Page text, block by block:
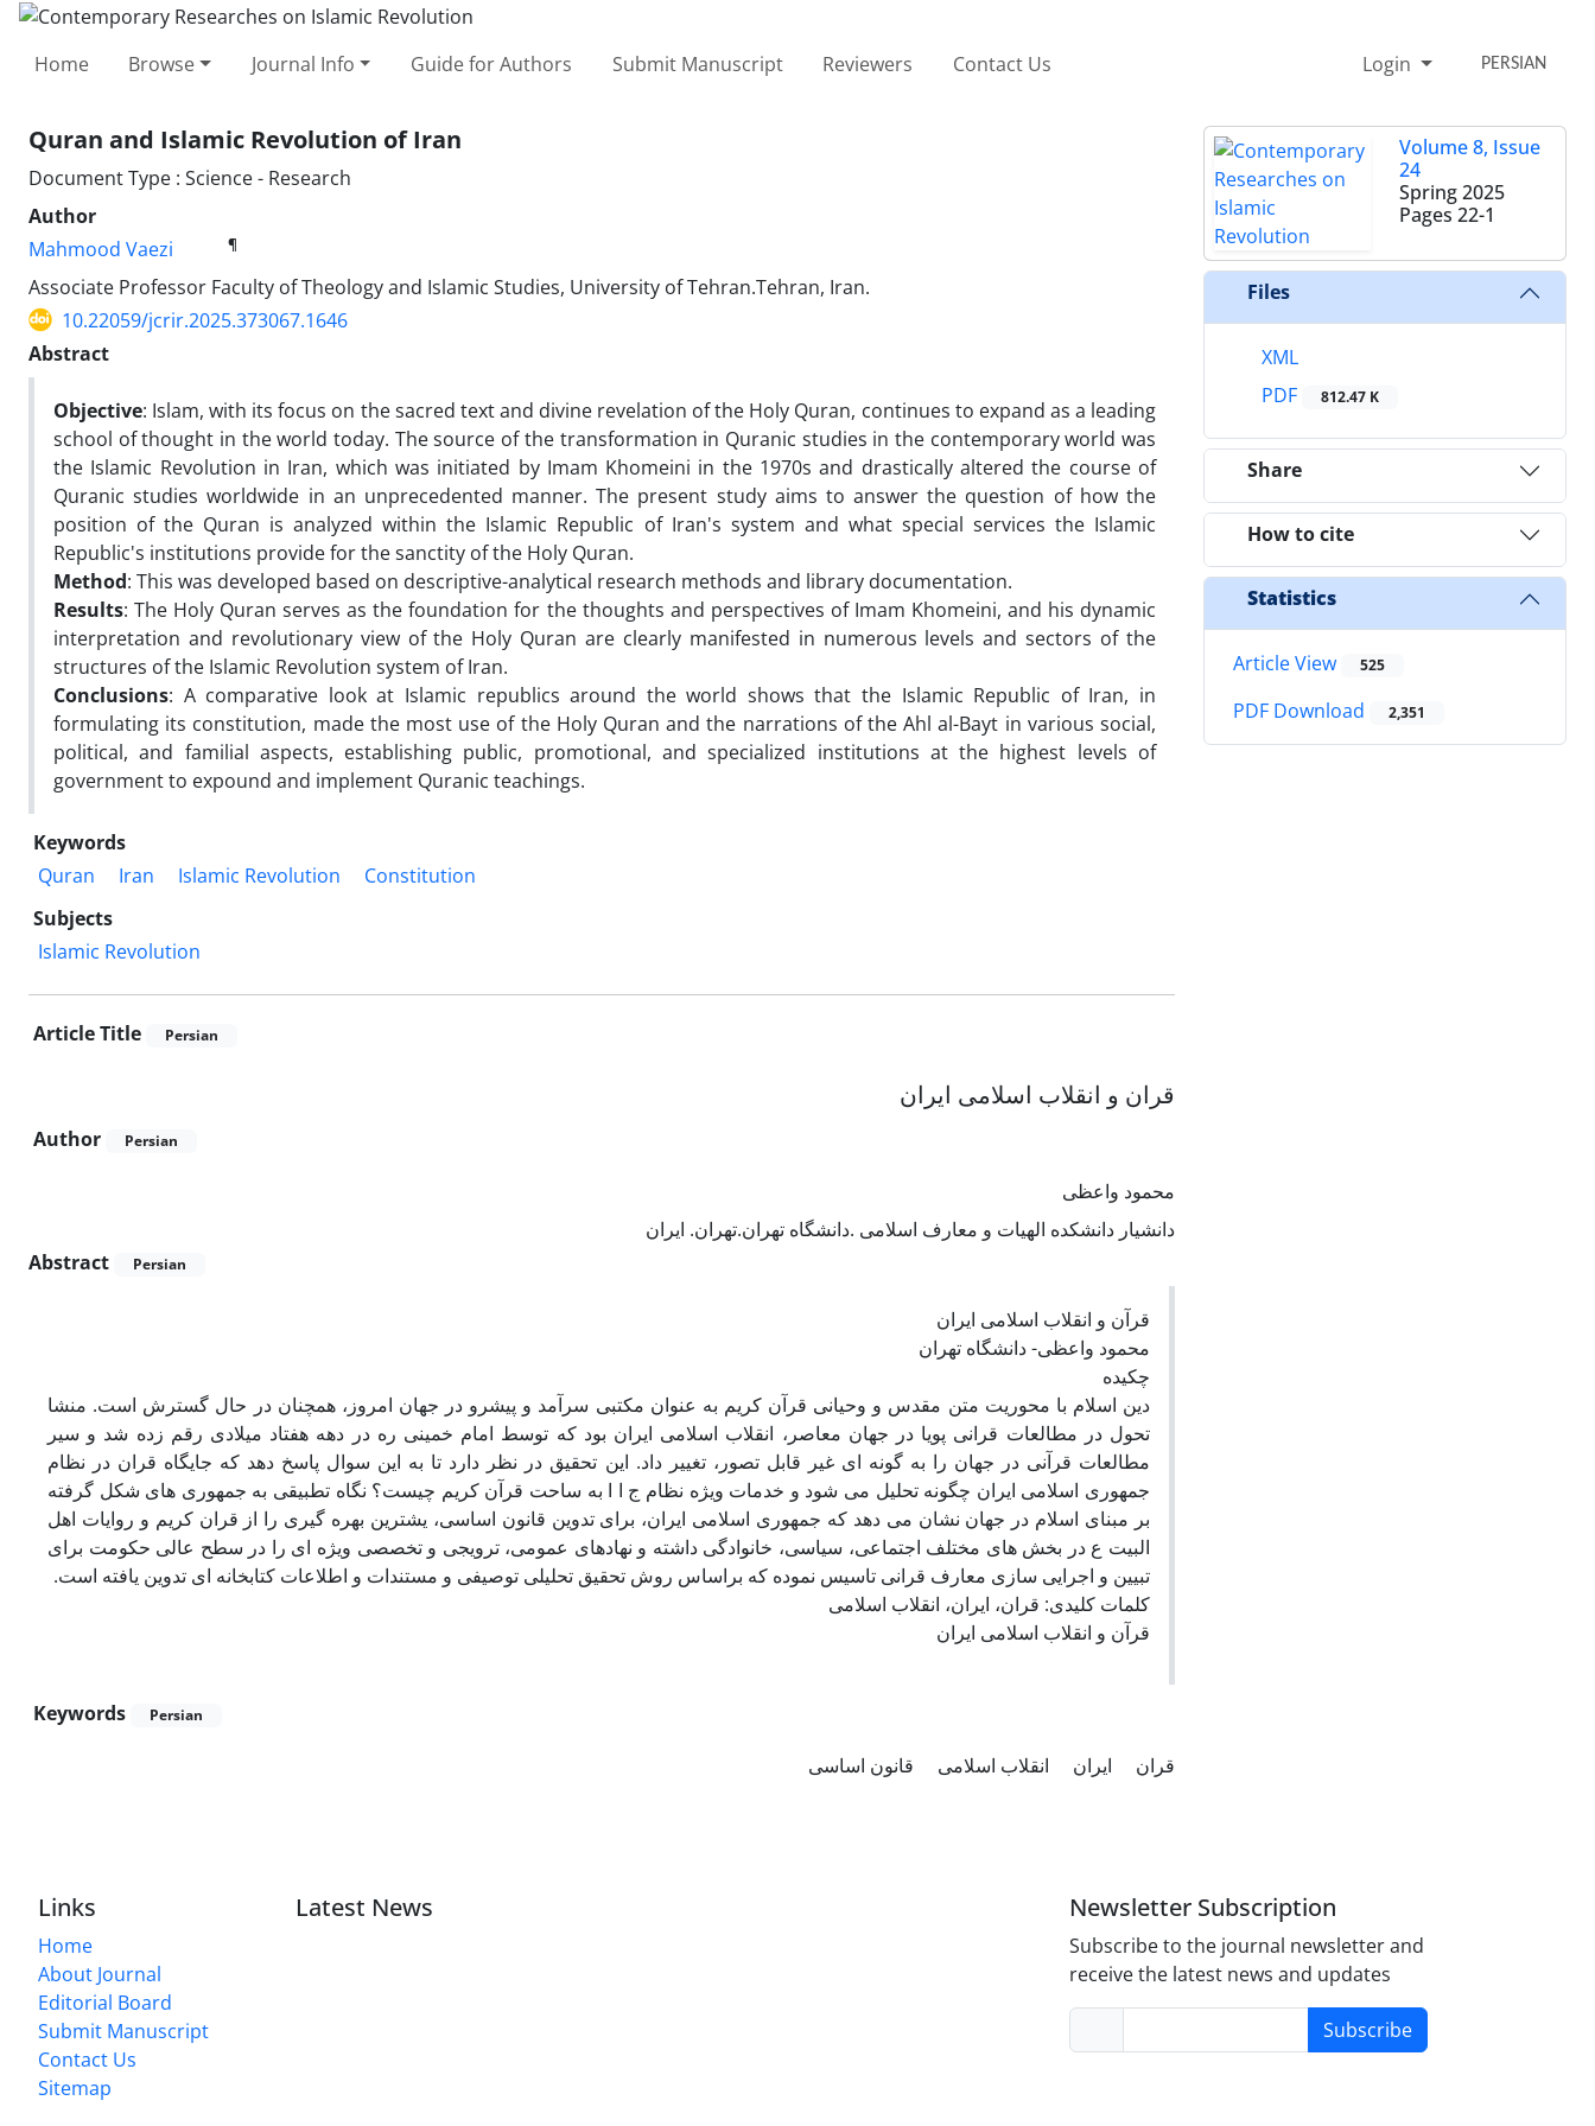
Home Browse Journal Info Guide for Authors Submit Manuscript Reviewers Contact Us Login PERSIAN
Quran and Islamic Revolution of Iran
Document Type : Science - Research
Author
Mahmood Vaezi
¶
Associate Professor Faculty of Theology and Islamic Studies, University of Tehran.Tehran, Iran.
10.22059/jcrir.2025.373067.1646
Abstract
Objective: Islam, with its focus on the sacred text and divine revelation of the Holy Quran, continues to expand as a leading
school of thought in the world today. The source of the transformation in Quranic studies in the contemporary world was
the Islamic Revolution in Iran, which was initiated by Imam Khomeini in the 1970s and drastically altered the course of
Quranic studies worldwide in an unprecedented manner. The present study aims to answer the question of how the
position of the Quran is analyzed within the Islamic Republic of Iran's system and what special services the Islamic
Republic's institutions provide for the sanctity of the Holy Quran.
Method: This was developed based on descriptive-analytical research methods and library documentation.
Results: The Holy Quran serves as the foundation for the thoughts and perspectives of Imam Khomeini, and his dynamic
interpretation and revolutionary view of the Holy Quran are clearly manifested in numerous levels and sectors of the
structures of the Islamic Revolution system of Iran.
Conclusions: A comparative look at Islamic republics around the world shows that the Islamic Republic of Iran, in
formulating its constitution, made the most use of the Holy Quran and the narrations of the Ahl al-Bayt in various social,
political, and familial aspects, establishing public, promotional, and specialized institutions at the highest levels of
government to expound and implement Quranic teachings.
Keywords
Quran
Iran Islamic Revolution
Constitution
Subjects
Islamic Revolution
Article Title Persian
قران و انقلاب اسلامی ایران
Author Persian
محمود واعظی
دانشیار دانشکده الهیات و معارف اسلامی .دانشگاه تهران.تهران. ایران
Abstract
Persian
قرآن و انقلاب اسلامی ایران
محمود واعظی- دانشگاه تهران
چکیده
دین اسلام با محوریت متن مقدس و وحیانی قرآن کریم به عنوان مکتبی سرآمد و پیشرو در جهان امروز، همچنان در حال گسترش است. منشا
تحول در مطالعات قرانی پویا در جهان معاصر، انقلاب اسلامی ایران بود که توسط امام خمینی ره در دهه هفتاد میلادی رقم زده شد و سیر
مطالعات قرآنی در جهان را به گونه ای غیر قابل تصور، تغییر داد. این تحقیق در نظر دارد تا به این سوال پاسخ دهد که جایگاه قران در نظام
جمهوری اسلامی ایران چگونه تحلیل می شود و خدمات ویژه نظام ج ا ا به ساحت قرآن کریم چیست؟ نگاه تطبیقی به جمهوری های شکل گرفته
بر مبنای اسلام در جهان نشان می دهد که جمهوری اسلامی ایران، برای تدوین قانون اساسی، یشترین بهره گیری را از قران کریم و روایات اهل
البیت ع در بخش های مختلف اجتماعی، سیاسی، خانوادگی داشته و نهادهای عمومی، ترویجی و تخصصی ویژه ای را در سطح عالی حکومت برای
تبیین و اجرایی سازی معارف قرانی تاسیس نموده که براساس روش تحقیق تحلیلی توصیفی و مستندات و اطلاعات کتابخانه ای تدوین یافته است.
کلمات کلیدی: قران، ایران، انقلاب اسلامی
قرآن و انقلاب اسلامی ایران
Keywords Persian
قران ایران انقلاب اسلامی قانون اساسی
Volume 8, Issue
24
Spring 2025
Pages 22-1
Files
XML
PDF
812.47 K
Share
How to cite
Statistics
Article View 525
PDF Download 2,351
Links
Home
About Journal
Editorial Board
Submit Manuscript
Contact Us
Sitemap
Latest News Newsletter Subscription
Subscribe to the journal newsletter and
receive the latest news and updates
Subscribe